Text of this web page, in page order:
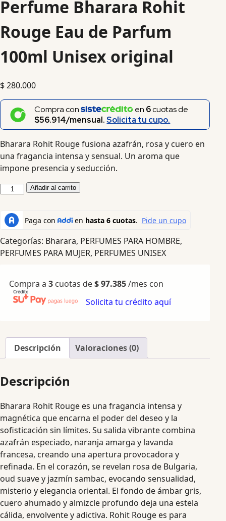
Perfume Bharara Rohit
Rouge Eau de Parfum
100ml Unisex original
$280.000
Compra con en 6cuotas de
$56.914/mensual.Solicita tu cupo.
Bharara Rohit Rouge fusiona azafrán, rosa y cuero en
una fragancia intensa y sensual. Un aroma que
impone presencia y seducción.
Añadir al carrito
Categorías: Bharara, PERFUMES PARA HOMBRE,
PERFUMES PARA MUJER, PERFUMES UNISEX
Compra a 3 cuotas de$97.385/mes con
Solicita tu crédito aquí
Descripción Valoraciones (0)
Descripción
Bharara Rohit Rouge es una fragancia intensa y
magnética que encarna el poder del deseo y la
sofisticación sin límites. Su salida vibrante combina
azafrán especiado, naranja amarga y lavanda
francesa, creando una apertura provocadora y
refinada. En el corazón, se revelan rosa de Bulgaria,
oud suave y jazmín sambac, evocando sensualidad,
misterio y elegancia oriental. El fondo de ámbar gris,
cuero ahumado y almizcle profundo deja una estela
cálida, envolvente y adictiva. Rohit Rouge es para